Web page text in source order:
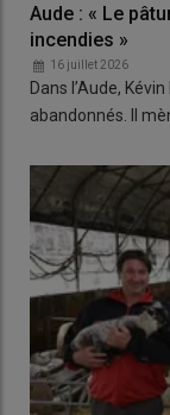
Aude : « Le
incendies »
16 juillet 2026
Dans l’Aude,
abandonnés. Il